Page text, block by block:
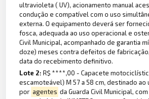
ultravioleta ( UV), acionamento manual
condução e compatível com o uso
externa. O equipamento deverá ser
fosca, adequada ao uso operacional e
Civil Municipal, acompanhado de garantia
doze) meses contra defeitos de
data do recebimento definitivo.
Lote 2:R$ ****,00 - Capacete
escamoteável) M 57 a 58 cm, destinado ao
por agentes da Guarda Civil Municipal,